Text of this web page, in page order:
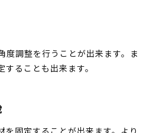
度調整を行うことが出来ます。ま
ることも出来ます。